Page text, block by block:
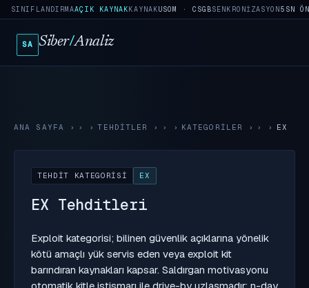
SINIFLANDIRMAAÇIK KAYNAKKAYNAKUSOM · CSGBSENKRONIZASYON5SN
SA Siber/Analiz
ANA SAYFA › TEHDITLER › KATEGORILER › EX
TEHDIT KATEGORISI EX
EX Tehditleri
Exploit kategorisi; bilinen güvenlik açıklarına yönelik
kötü amaçlı yük servis eden veya exploit kit
barındıran kaynakları kapsar. Saldırgan motivasyonu
otomatik kitle istismarı ile drive-by uzlaşmadır; n-day